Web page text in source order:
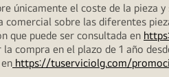
únicamente el coste de la pieza
sobre las diferentes
que puede ser consultada en
en el plazo de 1 año
https://tuserviciolg.com/